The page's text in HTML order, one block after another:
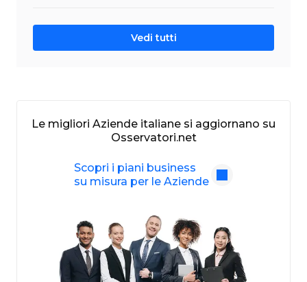
Vedi tutti
Le migliori Aziende italiane si aggiornano su
Osservatori.net
Scopri i piani business
su misura per le Aziende